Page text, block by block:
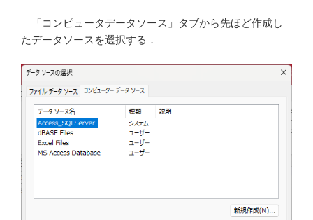
「コンピュータデータソース」タブから先ほど作成し
たデータソースを選択する．